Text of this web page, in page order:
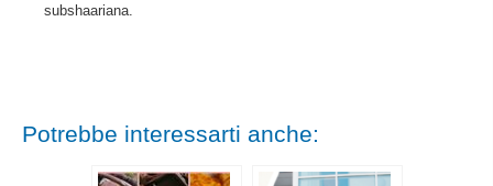
subshaariana.
Potrebbe interessarti anche: